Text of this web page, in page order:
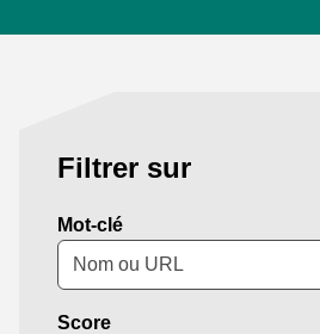
Filtrer sur
Mot-clé
Score